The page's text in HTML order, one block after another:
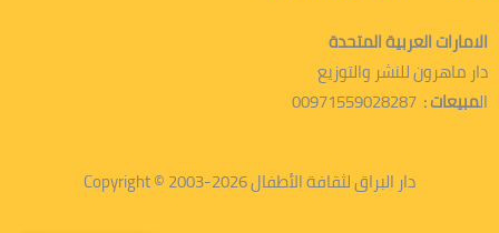
الامارات العربية المتحدة
دار ماهرون للنشر والتوزيع
المبيعات : 00971559028287
دار البراق لثقافة الأطفال 2026-2003 © Copyright